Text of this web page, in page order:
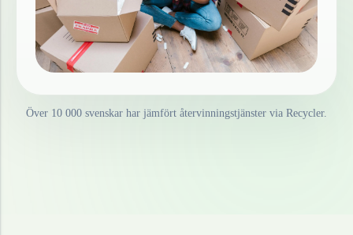
Över 10 000 svenskar har jämfört återvinningstjänster via Recycler.